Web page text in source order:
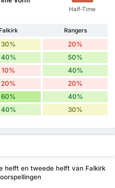
Half-Time
Falkirk
Rangers
30% 20%
40% 50%
10% 40%
20% 20%
60% 40%
40% 30%
helft en tweede helft van Falkirk